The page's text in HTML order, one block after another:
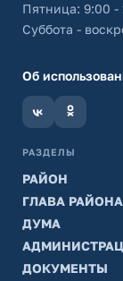
Пятница: 9:00 -
Суббота -
Об
РАЗДЕЛЫ
РАЙОН
ГЛАВА РАЙОНА
ДУМА
ДОКУМЕНТЫ